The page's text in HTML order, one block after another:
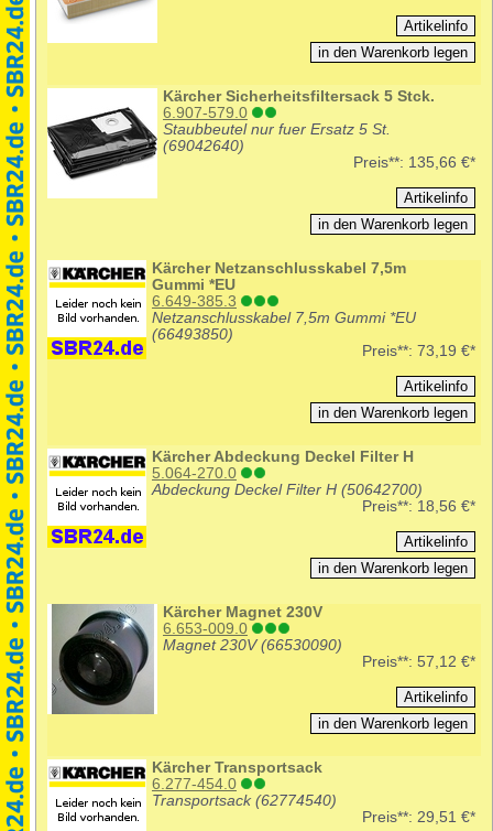
Kärcher Sicherheitsfiltersack 5 Stck.
6.907-579.0
Staubbeutel nur fuer Ersatz 5 St.
(69042640)
Preis**: 135,66 €*
Kärcher Netzanschlusskabel 7,5m
Gummi *EU
6.649-385.3
Netzanschlusskabel 7,5m Gummi *EU
(66493850)
Preis**: 73,19 €*
Kärcher Abdeckung Deckel Filter H
5.064-270.0
Abdeckung Deckel Filter H (50642700)
Preis**: 18,56 €*
Kärcher Magnet 230V
6.653-009.0
Magnet 230V (66530090)
Preis**: 57,12 €*
Kärcher Transportsack
6.277-454.0
Transportsack (62774540)
Preis**: 29,51 €*